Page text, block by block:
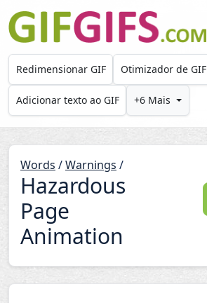
Skip to main content
Redimensionar GIF Otimizador de GIF
Adicionar texto ao GIF +6 Mais
Words /Warnings /
Hazardous
Page
Animation